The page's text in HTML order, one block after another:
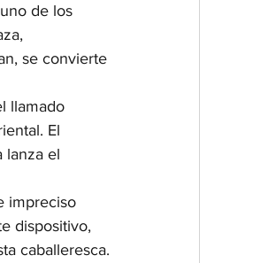
de los
se convierte
llamado
El
lanza el
impreciso
dispositivo,
caballeresca.